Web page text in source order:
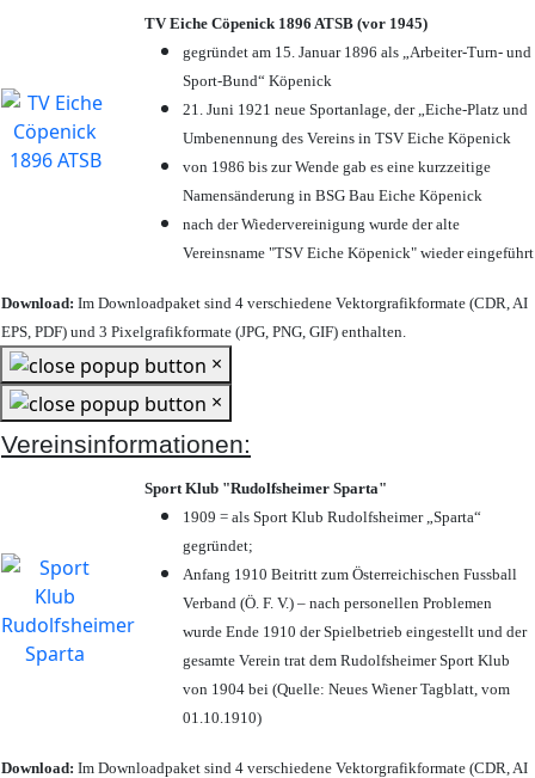
TV Eiche Cöpenick 1896 ATSB (vor 1945)
gegründet am 15. Januar 1896 als „Arbeiter-Turn- und
Sport-Bund“ Köpenick
21. Juni 1921 neue Sportanlage, der „Eiche-Platz und
Umbenennung des Vereins in TSV Eiche Köpenick
von 1986 bis zur Wende gab es eine kurzzeitige
Namensänderung in BSG Bau Eiche Köpenick
nach der Wiedervereinigung wurde der alte
Vereinsname "TSV Eiche Köpenick" wieder eingeführt
Download: Im Downloadpaket sind 4 verschiedene Vektorgrafikformate (CDR, AI
EPS, PDF) und 3 Pixelgrafikformate (JPG, PNG, GIF) enthalten.
×
×
Vereinsinformationen:
Sport Klub "Rudolfsheimer Sparta"
1909 = als Sport Klub Rudolfsheimer „Sparta“
gegründet;
Anfang 1910 Beitritt zum Österreichischen Fussball
Verband (Ö. F. V.) – nach personellen Problemen
wurde Ende 1910 der Spielbetrieb eingestellt und der
gesamte Verein trat dem Rudolfsheimer Sport Klub
von 1904 bei (Quelle: Neues Wiener Tagblatt, vom
01.10.1910)
Download: Im Downloadpaket sind 4 verschiedene Vektorgrafikformate (CDR, AI